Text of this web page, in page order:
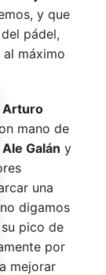
y que
pádel,
máximo
Arturo
mano de
Ale Galán y
una
digamos
su pico de
por
mejorar